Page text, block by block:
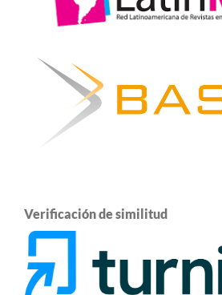
Verificación de similitud